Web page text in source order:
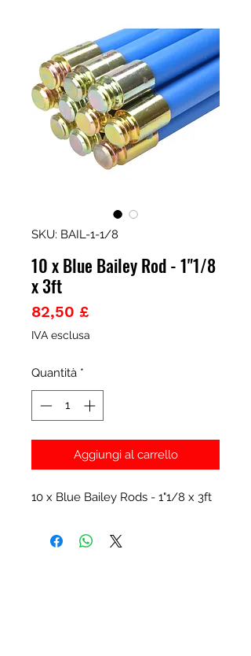
SKU: BAIL-1-1/8
10 x Blue Bailey Rod - 1"1/8
x 3ft
82,50 £Prezzo
IVA esclusa
Quantità *
Aggiungi al carrello
10 x Blue Bailey Rods - 1"1/8 x 3ft